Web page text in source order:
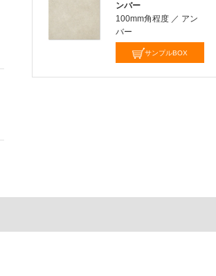
ンバー
100mm角程度 ／ アン
バー
サンプルBOX